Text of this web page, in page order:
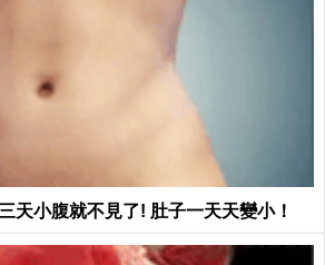
天小腹就不見了! 肚子一天天變小！